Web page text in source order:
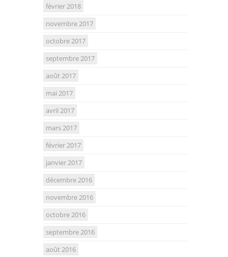
février 2018
novembre 2017
octobre 2017
septembre 2017
août 2017
mai 2017
avril 2017
mars 2017
février 2017
janvier 2017
décembre 2016
novembre 2016
octobre 2016
septembre 2016
août 2016